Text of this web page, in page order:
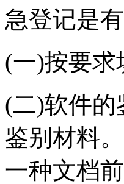
急登记是
(一)按要求
(二)软件的
鉴别材料
一种文档